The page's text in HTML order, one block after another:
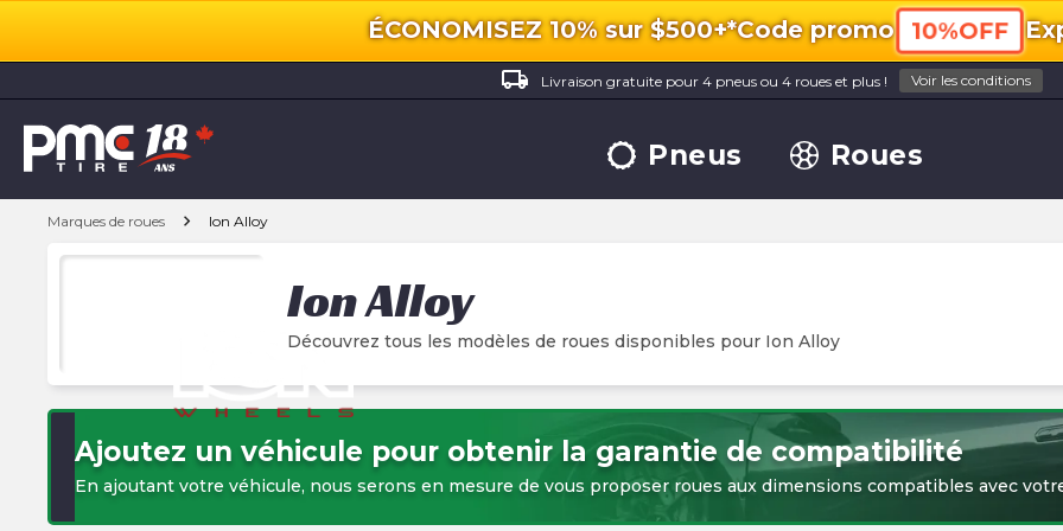
ÉCONOMISEZ 10% sur $500+*Code promo 10%OFF
local_shipping
Livraison gratuite pour 4 pneus ou 4 roues et plus ! Voir les conditions
Pneus Roues
Marques de roues chevron_right Ion Alloy
Ion Alloy
Découvrez tous les modèles de roues disponibles pour Ion Alloy
Ajoutez un véhicule pour obtenir la garantie de compatibilité
En ajoutant votre véhicule, nous serons en mesure de vous proposer roues aux dimensions compatibles avec